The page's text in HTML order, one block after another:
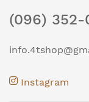
(096) 352-
Instagram